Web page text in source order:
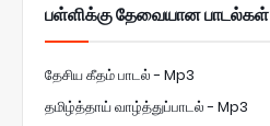
பள்ளிக்கு தேவையான பாடல்கள்
தேசிய கீதம் பாடல் - Mp3
தமிழ்த்தாய் வாழ்த்துப்பாடல் - Mp3